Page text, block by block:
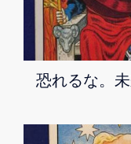
恐れるな。